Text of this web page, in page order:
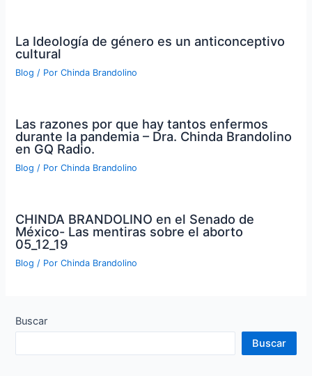
La Ideología de género es un anticonceptivo
cultural
Blog / PorChinda Brandolino
Las razones por que hay tantos enfermos
durante la pandemia – Dra. Chinda Brandolino
en GQ Radio.
Blog / PorChinda Brandolino
CHINDA BRANDOLINO en el Senado de
México- Las mentiras sobre el aborto
05_12_19
Blog / PorChinda Brandolino
Buscar
Buscar